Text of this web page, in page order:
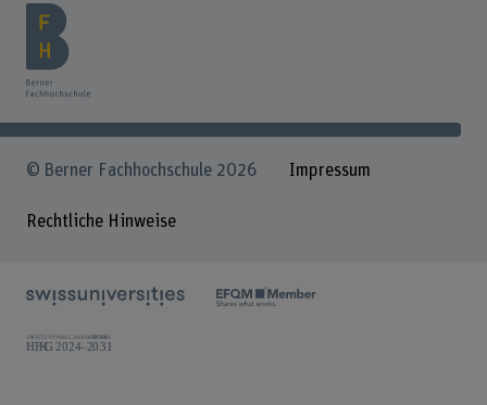
© Berner Fachhochschule 2026 Impressum
Rechtliche Hinweise